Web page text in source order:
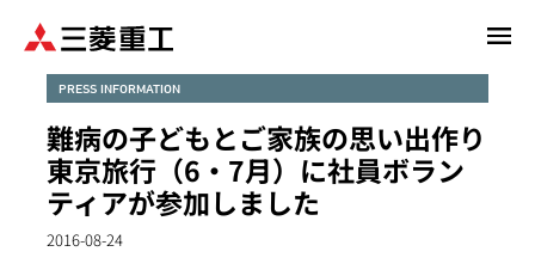
PRESS INFORMATION
難病の子どもとご家族の思い出作り
東京旅行（6・7月）に社員ボラン
ティアが参加しました
2016-08-24